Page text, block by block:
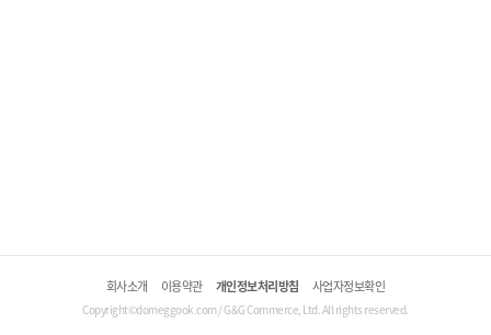
회사소개 이용약관 개인정보처리방침 사업자정보확인
Copyright©domeggook.com / G&G Commerce, Ltd. All rights reserved.